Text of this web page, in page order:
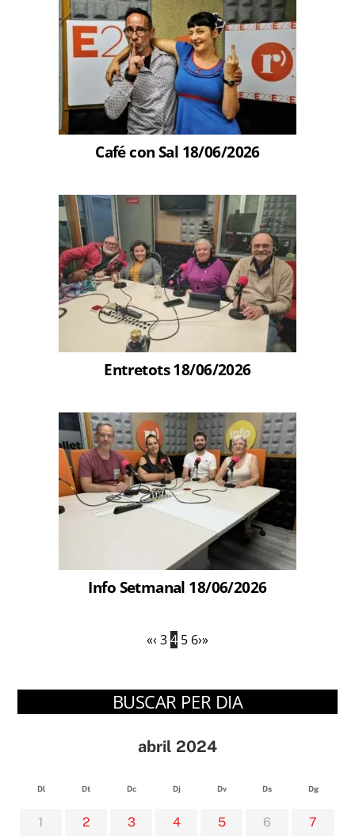
Café con Sal 18/06/2026
Entretots 18/06/2026
Info Setmanal 18/06/2026
«‹ 34 5 6›»
BUSCAR PER DIA
abril 2024
Dl Dt Dc Dj Dv Ds Dg
1 2 3 4 5 6 7